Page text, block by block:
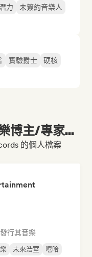
力
未簽約音樂人
實驗爵士
硬核
博主/專家...
的個人檔案
行其音樂
未來浩室
嘻哈